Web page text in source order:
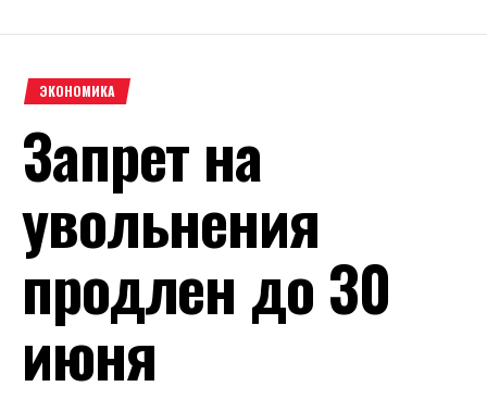
ЭКОНОМИКА
Запрет на
увольнения
продлен до 30
июня